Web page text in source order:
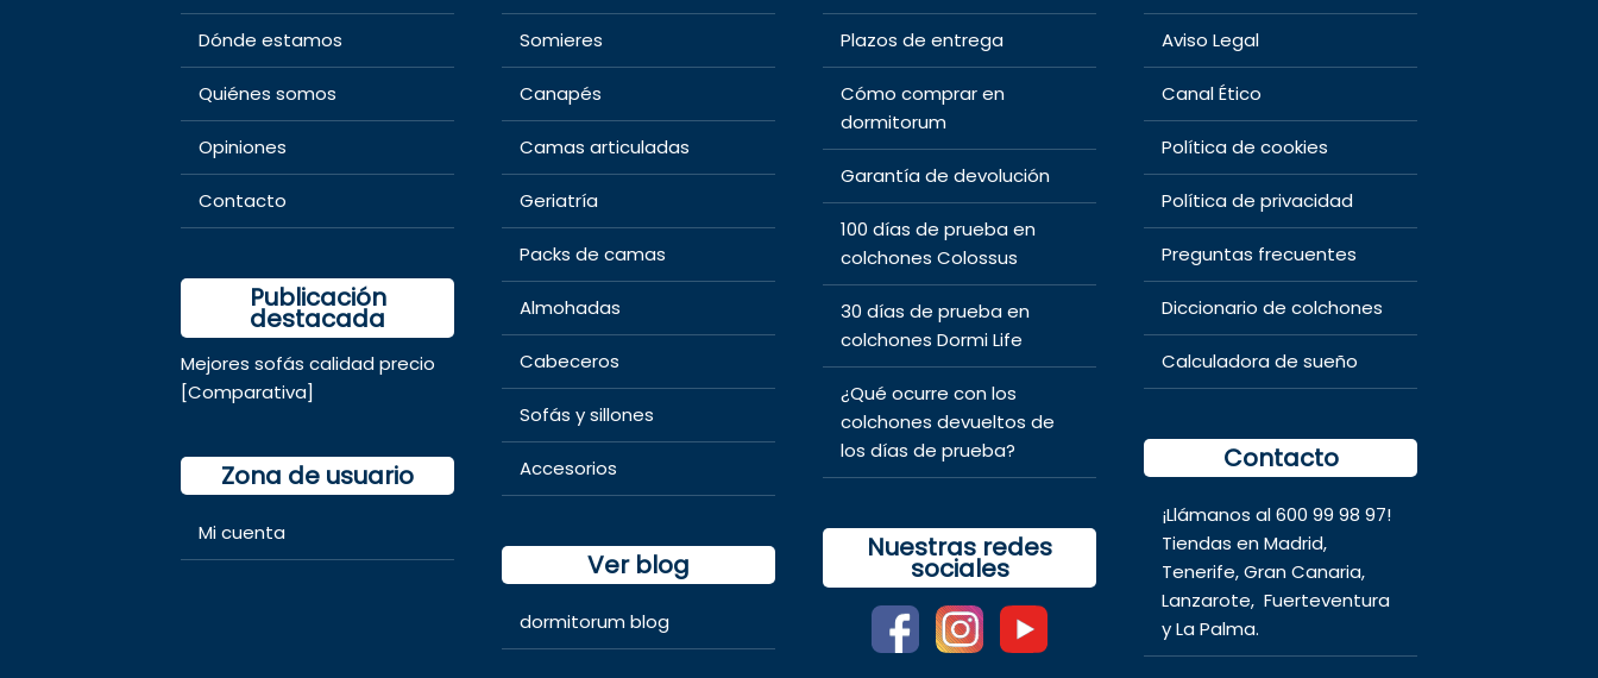
Dónde estamos
Quiénes somos
Opiniones
Contacto
Publicación
destacada
Mejores sofás calidad precio
[Comparativa]
Zona de usuario
Mi cuenta
Somieres
Canapés
Camas articuladas
Geriatría
Packs de camas
Almohadas
Cabeceros
Sofás y sillones
Accesorios
Ver blog
dormitorum blog
Plazos de entrega
Cómo comprar en
dormitorum
Garantía de devolución
100 días de prueba en
colchones Colossus
30 días de prueba en
colchones Dormi Life
¿Qué ocurre con los
colchones devueltos de
los días de prueba?
Nuestras redes
sociales
Aviso Legal
Canal Ético
Política de cookies
Política de privacidad
Preguntas frecuentes
Diccionario de colchones
Calculadora de sueño
Contacto
¡Llámanos al600 99 98 97!
Tiendas enMadrid,
Tenerife,Gran Canaria,
Lanzarote, Fuerteventura
yLa Palma.